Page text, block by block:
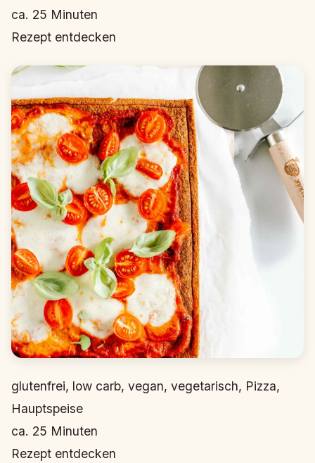
ca. 25 Minuten
Rezept entdecken
glutenfrei, low carb, vegan, vegetarisch, Pizza,
Hauptspeise
ca. 25 Minuten
Rezept entdecken